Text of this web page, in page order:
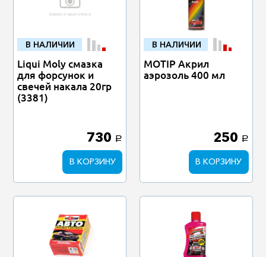
В НАЛИЧИИ
Liqui Moly смазка
для форсунок и
свечей накала 20гр
(3381)
730 a
В КОРЗИНУ
В НАЛИЧИИ
MOTIP Акрил
аэрозоль 400 мл
250 a
В КОРЗИНУ